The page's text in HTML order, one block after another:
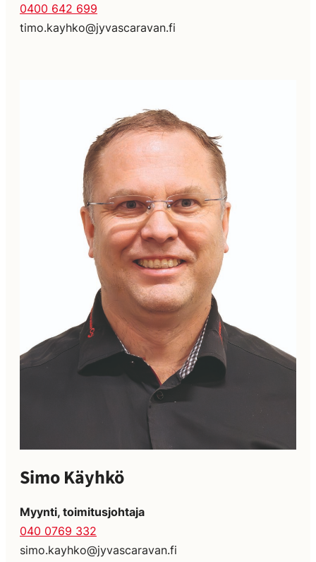
0400 642 699
timo.kayhko@jyvascaravan.fi
Simo Käyhkö
Myynti, toimitusjohtaja
040 0769 332
simo.kayhko@jyvascaravan.fi